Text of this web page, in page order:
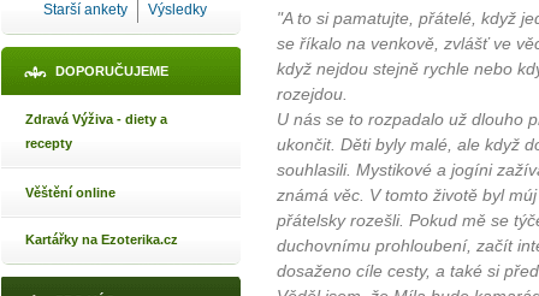
Starší ankety Výsledky
DOPORUČUJEME
Zdravá Výživa - diety a
recepty
Věštění online
Kartářky na Ezoterika.cz
"A to si pamatujte, přátelé, když
se říkalo na venkově, zvlášť ve
když nejdou stejně rychle nebo
rozejdou.
U nás se to rozpadalo už dlouho
ukončit. Děti byly malé, ale když
souhlasili. Mystikové a jogíni
známá věc. V tomto životě byl
přátelsky rozešli. Pokud mě se
duchovnímu prohloubení, začít
dosaženo cíle cesty, a také si